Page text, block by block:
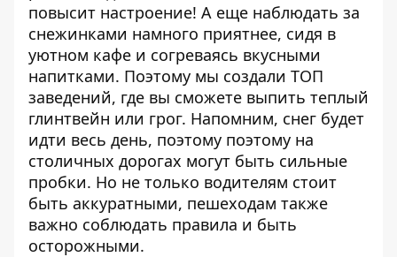
повысит настроение! А еще наблюдать за
снежинками намного приятнее, сидя в
уютном кафе и согреваясь вкусными
напитками. Поэтому мы создали ТОП
заведений, где вы сможете выпить теплый
глинтвейн или грог. Напомним, снег будет
идти весь день, поэтому поэтому на
столичных дорогах могут быть сильные
пробки. Но не только водителям стоит
быть аккуратными, пешеходам также
важно соблюдать правила и быть
осторожными.